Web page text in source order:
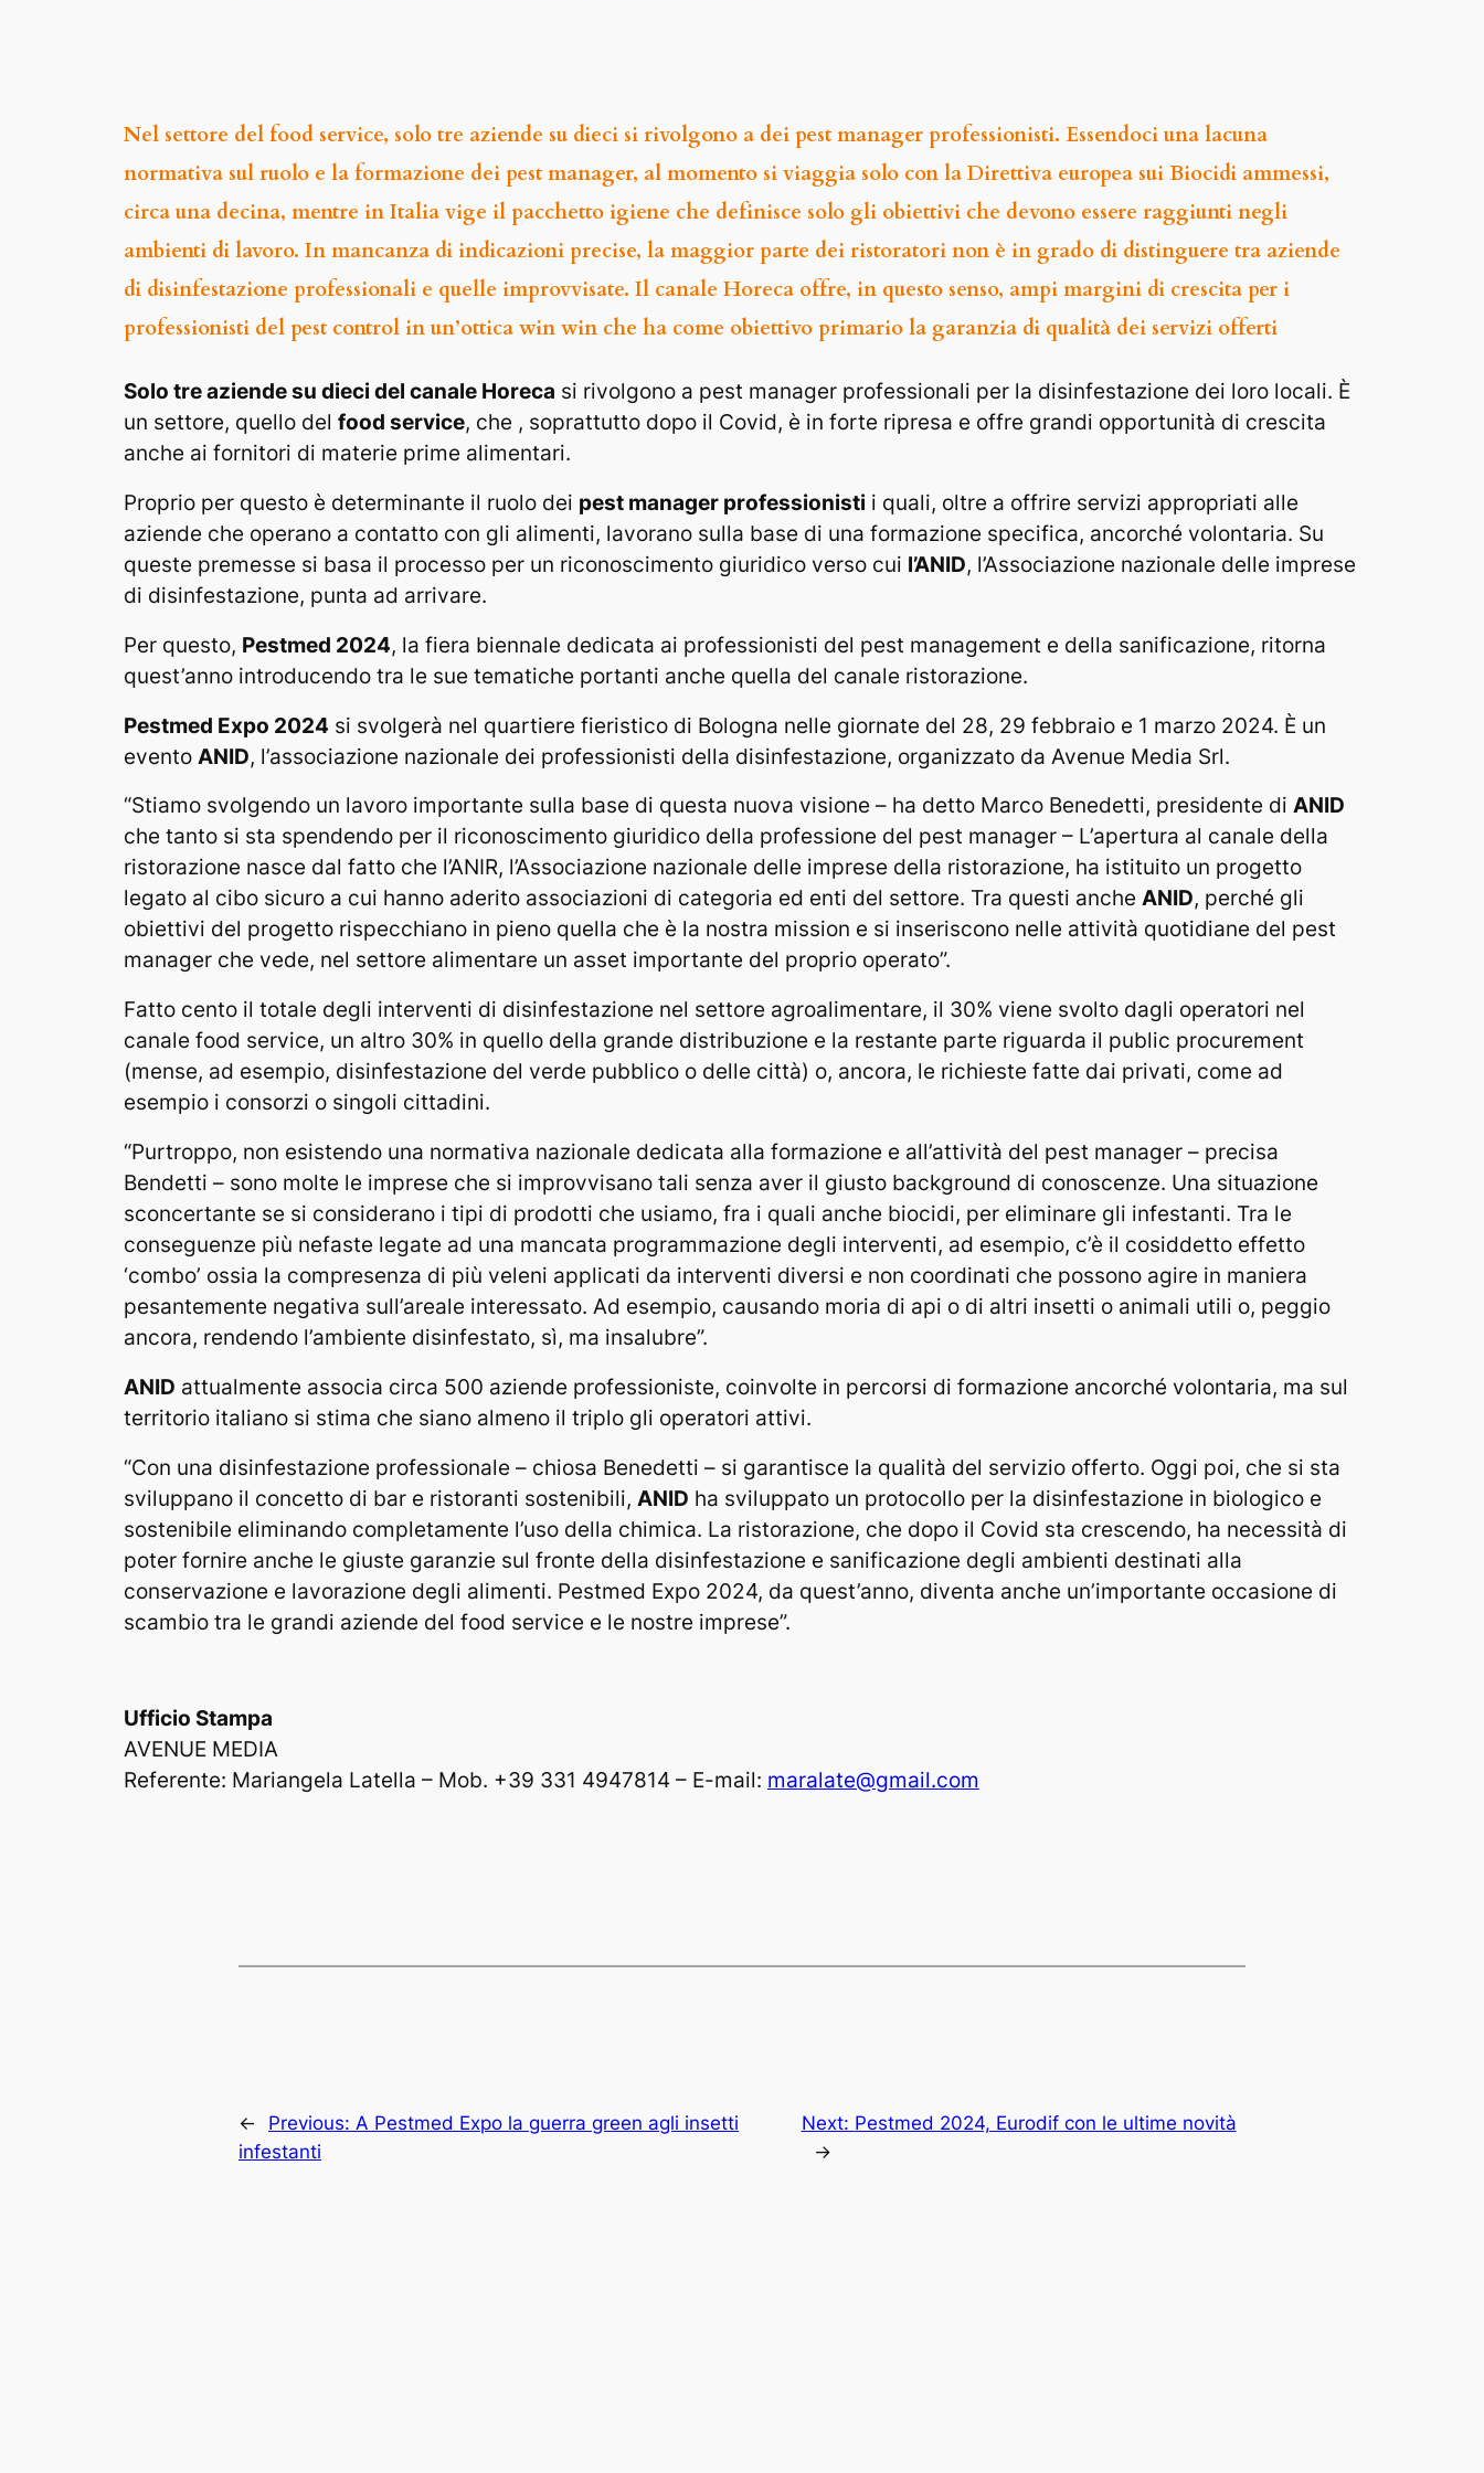
Nel settore del food service, solo tre aziende su dieci si rivolgono a dei pest manager professionisti. Essendoci una lacuna
normativa sul ruolo e la formazione dei pest manager, al momento si viaggia solo con la Direttiva europea sui Biocidi ammessi,
circa una decina, mentre in Italia vige il pacchetto igiene che definisce solo gli obiettivi che devono essere raggiunti negli
ambienti di lavoro. In mancanza di indicazioni precise, la maggior parte dei ristoratori non è in grado di distinguere tra aziende
di disinfestazione professionali e quelle improvvisate. Il canale Horeca offre, in questo senso, ampi margini di crescita per i
professionisti del pest control in un’ottica win win che ha come obiettivo primario la garanzia di qualità dei servizi offerti
Solo tre aziende su dieci del canale Horeca si rivolgono a pest manager professionali per la disinfestazione dei loro locali. È
un settore, quello del food service, che , soprattutto dopo il Covid, è in forte ripresa e offre grandi opportunità di crescita
anche ai fornitori di materie prime alimentari.
Proprio per questo è determinante il ruolo dei pest manager professionisti i quali, oltre a offrire servizi appropriati alle
aziende che operano a contatto con gli alimenti, lavorano sulla base di una formazione specifica, ancorché volontaria. Su
queste premesse si basa il processo per un riconoscimento giuridico verso cui l’ANID, l’Associazione nazionale delle imprese
di disinfestazione, punta ad arrivare.
Per questo, Pestmed 2024, la fiera biennale dedicata ai professionisti del pest management e della sanificazione, ritorna
quest’anno introducendo tra le sue tematiche portanti anche quella del canale ristorazione.
Pestmed Expo 2024 si svolgerà nel quartiere fieristico di Bologna nelle giornate del 28, 29 febbraio e 1 marzo 2024. È un
evento ANID, l’associazione nazionale dei professionisti della disinfestazione, organizzato da Avenue Media Srl.
“Stiamo svolgendo un lavoro importante sulla base di questa nuova visione – ha detto Marco Benedetti, presidente di ANID
che tanto si sta spendendo per il riconoscimento giuridico della professione del pest manager – L’apertura al canale della
ristorazione nasce dal fatto che l’ANIR, l’Associazione nazionale delle imprese della ristorazione, ha istituito un progetto
legato al cibo sicuro a cui hanno aderito associazioni di categoria ed enti del settore. Tra questi anche ANID, perché gli
obiettivi del progetto rispecchiano in pieno quella che è la nostra mission e si inseriscono nelle attività quotidiane del pest
manager che vede, nel settore alimentare un asset importante del proprio operato”.
Fatto cento il totale degli interventi di disinfestazione nel settore agroalimentare, il 30% viene svolto dagli operatori nel
canale food service, un altro 30% in quello della grande distribuzione e la restante parte riguarda il public procurement
(mense, ad esempio, disinfestazione del verde pubblico o delle città) o, ancora, le richieste fatte dai privati, come ad
esempio i consorzi o singoli cittadini.
“Purtroppo, non esistendo una normativa nazionale dedicata alla formazione e all’attività del pest manager – precisa
Bendetti – sono molte le imprese che si improvvisano tali senza aver il giusto background di conoscenze. Una situazione
sconcertante se si considerano i tipi di prodotti che usiamo, fra i quali anche biocidi, per eliminare gli infestanti. Tra le
conseguenze più nefaste legate ad una mancata programmazione degli interventi, ad esempio, c’è il cosiddetto effetto
‘combo’ ossia la compresenza di più veleni applicati da interventi diversi e non coordinati che possono agire in maniera
pesantemente negativa sull’areale interessato. Ad esempio, causando moria di api o di altri insetti o animali utili o, peggio
ancora, rendendo l’ambiente disinfestato, sì, ma insalubre”.
ANID attualmente associa circa 500 aziende professioniste, coinvolte in percorsi di formazione ancorché volontaria, ma sul
territorio italiano si stima che siano almeno il triplo gli operatori attivi.
“Con una disinfestazione professionale – chiosa Benedetti – si garantisce la qualità del servizio offerto. Oggi poi, che si sta
sviluppano il concetto di bar e ristoranti sostenibili, ANID ha sviluppato un protocollo per la disinfestazione in biologico e
sostenibile eliminando completamente l’uso della chimica. La ristorazione, che dopo il Covid sta crescendo, ha necessità di
poter fornire anche le giuste garanzie sul fronte della disinfestazione e sanificazione degli ambienti destinati alla
conservazione e lavorazione degli alimenti. Pestmed Expo 2024, da quest’anno, diventa anche un’importante occasione di
scambio tra le grandi aziende del food service e le nostre imprese”.
Ufficio Stampa
AVENUE MEDIA
Referente: Mariangela Latella – Mob. +39 331 4947814 – E-mail: maralate@gmail.com
← Previous: A Pestmed Expo la guerra green agli insetti
infestanti
Next: Pestmed 2024, Eurodif con le ultime novità
→